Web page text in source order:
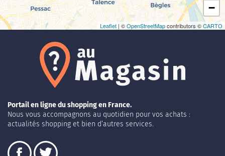
−
Leaflet | ©OpenStreetMapcontributors ©CARTO
Portail en ligne du shopping en France.
Nous vous accompagnons au quotidien pour vos achats :
actualités shopping et bien d’autres services.